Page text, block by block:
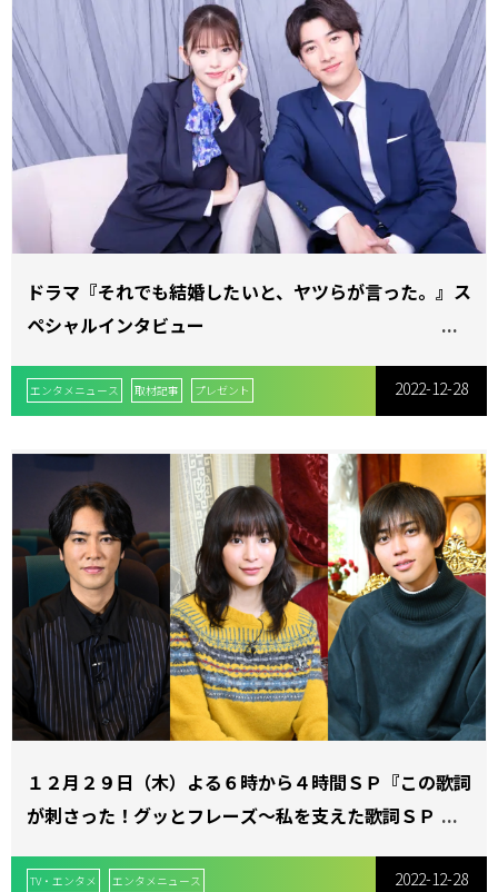
ドラマ『それでも結婚したいと、ヤツらが言った。』ス
ペシャルインタビュー
エンタメニュース 取材記事 プレゼント 2022-12-28
１２月２９日（木）よる６時から４時間ＳＰ『この歌詞
が刺さった！グッとフレーズ～私を支えた歌詞ＳＰ２０
TV・エンタメ エンタメニュース 2022-12-28